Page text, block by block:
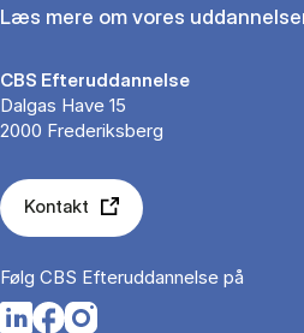
Læs mere om vores
CBS Efteruddannelse
Dalgas Have 15
2000 Frederiksberg
Kontakt
Følg CBS Efteruddannelse på
Opens in a new tab
Opens in a new tab
Opens in a new tab